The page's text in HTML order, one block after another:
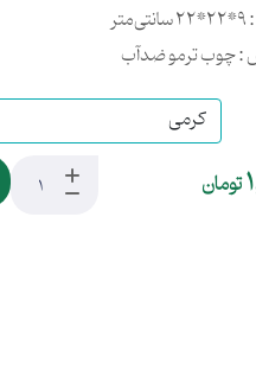
چوب ترمو ضدآب
تومان